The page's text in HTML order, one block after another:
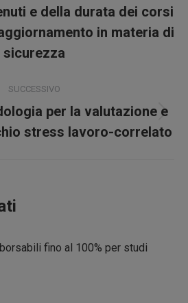
Post
precedente:
e della durata dei corsi
in materia di
sicurezza
SUCCESSIVO
Prossimo
post:
per la valutazione e
stress lavoro-correlato
fino al 100% per studi